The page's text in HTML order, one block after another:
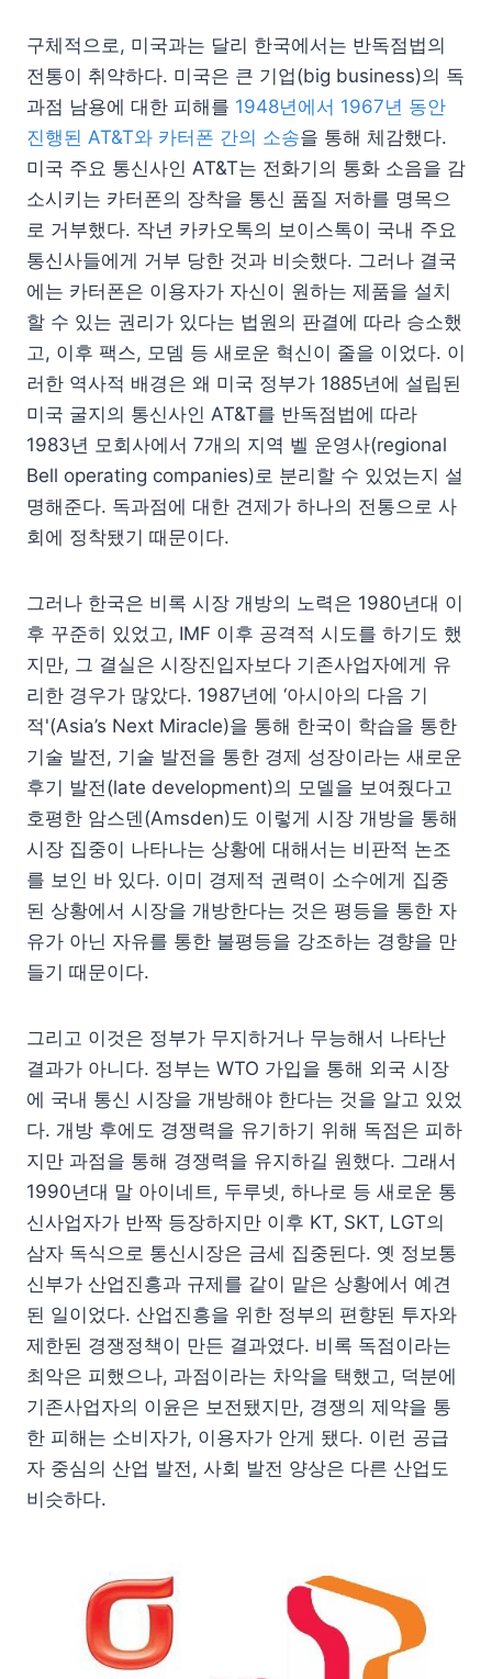
구체적으로, 미국과는 달리 한국에서는 반독점법의
전통이 취약하다. 미국은 큰 기업(big business)의 독
과점 남용에 대한 피해를 1948년에서 1967년 동안
진행된 AT&T와 카터폰 간의 소송을 통해 체감했다.
미국 주요 통신사인 AT&T는 전화기의 통화 소음을 감
소시키는 카터폰의 장착을 통신 품질 저하를 명목으
로 거부했다. 작년 카카오톡의 보이스톡이 국내 주요
통신사들에게 거부 당한 것과 비슷했다. 그러나 결국
에는 카터폰은 이용자가 자신이 원하는 제품을 설치
할 수 있는 권리가 있다는 법원의 판결에 따라 승소했
고, 이후 팩스, 모뎀 등 새로운 혁신이 줄을 이었다. 이
러한 역사적 배경은 왜 미국 정부가 1885년에 설립된
미국 굴지의 통신사인 AT&T를 반독점법에 따라
1983년 모회사에서 7개의 지역 벨 운영사(regional
Bell operating companies)로 분리할 수 있었는지 설
명해준다. 독과점에 대한 견제가 하나의 전통으로 사
회에 정착됐기 때문이다.
그러나 한국은 비록 시장 개방의 노력은 1980년대 이
후 꾸준히 있었고, IMF 이후 공격적 시도를 하기도 했
지만, 그 결실은 시장진입자보다 기존사업자에게 유
리한 경우가 많았다. 1987년에 ‘아시아의 다음 기
적'(Asia’s Next Miracle)을 통해 한국이 학습을 통한
기술 발전, 기술 발전을 통한 경제 성장이라는 새로운
후기 발전(late development)의 모델을 보여줬다고
호평한 암스덴(Amsden)도 이렇게 시장 개방을 통해
시장 집중이 나타나는 상황에 대해서는 비판적 논조
를 보인 바 있다. 이미 경제적 권력이 소수에게 집중
된 상황에서 시장을 개방한다는 것은 평등을 통한 자
유가 아닌 자유를 통한 불평등을 강조하는 경향을 만
들기 때문이다.
그리고 이것은 정부가 무지하거나 무능해서 나타난
결과가 아니다. 정부는 WTO 가입을 통해 외국 시장
에 국내 통신 시장을 개방해야 한다는 것을 알고 있었
다. 개방 후에도 경쟁력을 유기하기 위해 독점은 피하
지만 과점을 통해 경쟁력을 유지하길 원했다. 그래서
1990년대 말 아이네트, 두루넷, 하나로 등 새로운 통
신사업자가 반짝 등장하지만 이후 KT, SKT, LGT의
삼자 독식으로 통신시장은 금세 집중된다. 옛 정보통
신부가 산업진흥과 규제를 같이 맡은 상황에서 예견
된 일이었다. 산업진흥을 위한 정부의 편향된 투자와
제한된 경쟁정책이 만든 결과였다. 비록 독점이라는
최악은 피했으나, 과점이라는 차악을 택했고, 덕분에
기존사업자의 이윤은 보전됐지만, 경쟁의 제약을 통
한 피해는 소비자가, 이용자가 안게 됐다. 이런 공급
자 중심의 산업 발전, 사회 발전 양상은 다른 산업도
비슷하다.